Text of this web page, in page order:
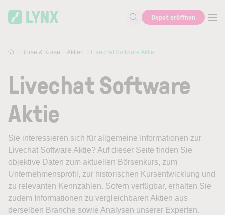
Suche nach Aktie, Autor...
Depot eröffnen
Börse & Kurse Aktien Livechat Software Aktie
Livechat Software
Aktie
Sie interessieren sich für allgemeine Informationen zur
Livechat Software Aktie? Auf dieser Seite finden Sie
objektive Daten zum aktuellen Börsenkurs, zum
Unternehmensprofil, zur historischen Kursentwicklung und
zu relevanten Kennzahlen. Sofern verfügbar, erhalten Sie
zudem Informationen zu vergleichbaren Aktien aus
derselben Branche sowie Analysen unserer Experten.